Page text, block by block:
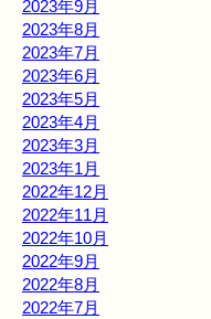
2023年9月
2023年8月
2023年7月
2023年6月
2023年5月
2023年4月
2023年3月
2023年1月
2022年12月
2022年11月
2022年10月
2022年9月
2022年8月
2022年7月